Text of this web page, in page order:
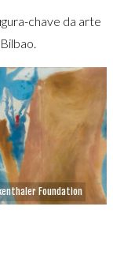
chave da arte
Foundation